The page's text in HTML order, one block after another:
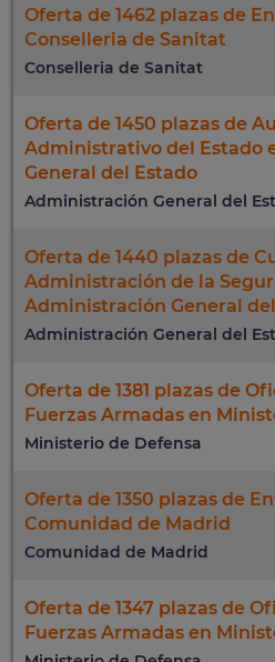
Oferta de 1462 plazas de
Conselleria de Sanitat
Conselleria de Sanitat
Oferta de 1450 plazas de
Administrativo del Estado
General del Estado
Administración General del
Oferta de 1440 plazas de
Administración de la
Administración General
Administración General del
Oferta de 1381 plazas de
Fuerzas Armadas en
Ministerio de Defensa
Oferta de 1350 plazas de
Comunidad de Madrid
Comunidad de Madrid
Oferta de 1347 plazas de
Fuerzas Armadas en